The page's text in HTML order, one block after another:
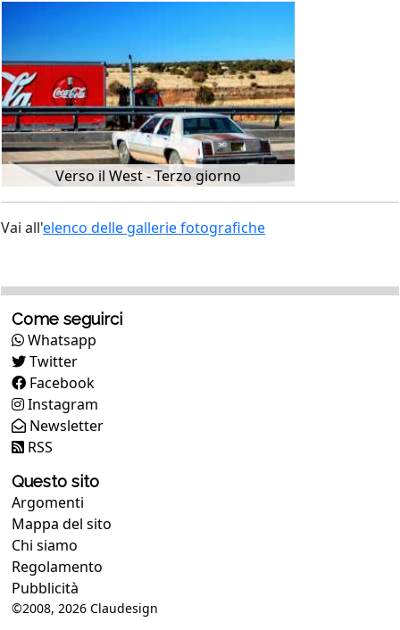
Verso il West - Terzo giorno
Vai all'elenco delle gallerie fotografiche
Come seguirci
Whatsapp
Twitter
Facebook
Instagram
Newsletter
RSS
Questo sito
Argomenti
Mappa del sito
Chi siamo
Regolamento
Pubblicità
©2008, 2026 Claudesign